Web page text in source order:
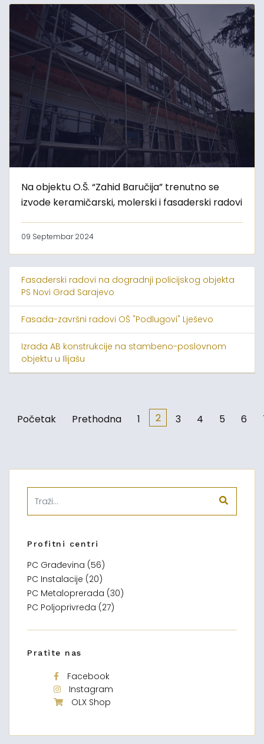
Na objektu O.Š. “Zahid Baručija” trenutno se
izvode keramičarski, molerski i fasaderski radovi
09 Septembar 2024
Fasaderski radovi na dogradnji policijskog objekta
PS Novi Grad Sarajevo
Fasada-završni radovi OŠ "Podlugovi" Lješevo
Izrada AB konstrukcije na stambeno-poslovnom
objektu u Ilijašu
Početak Prethodna 1 2 3 4 5 6
Profitni centri
PC Građevina (56)
PC Instalacije (20)
PC Metaloprerada (30)
PC Poljoprivreda (27)
Pratite nas
Facebook
Instagram
OLX Shop